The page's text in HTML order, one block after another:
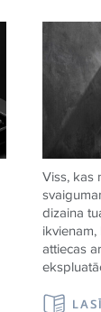
Viss, kas
dizaina
attiecas